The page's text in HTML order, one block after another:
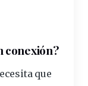
conexión?
que